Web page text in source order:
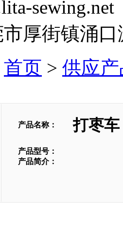
sewing.net
厚街镇涌
首页 > 供应
产品名称： 打枣
产品型号：
产品简介：